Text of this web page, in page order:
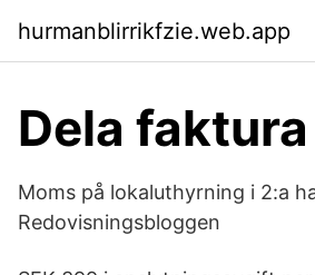
hurmanblirrikfzie.web.app
Dela faktura
Moms på lokaluthyrning i 2:a
Redovisningsbloggen